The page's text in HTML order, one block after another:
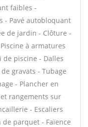
faibles -
- Pavé autobloquant
de jardin - Clôture -
à armatures
de piscine - Dalles
gravats - Tubage
- Plancher en
rangements sur
- Escaliers
parquet - Faïence